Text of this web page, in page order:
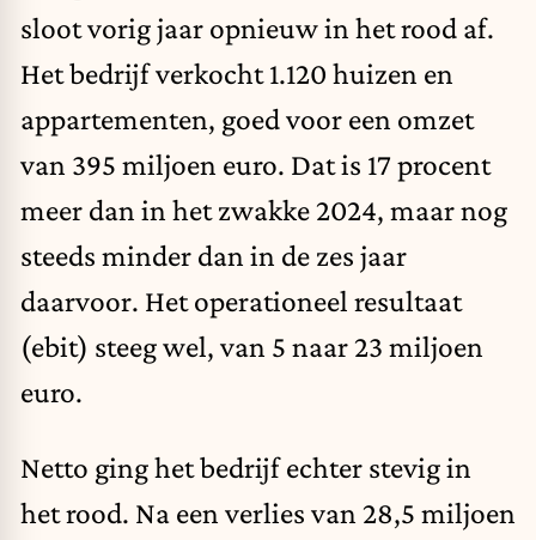
sloot vorig jaar opnieuw in het rood af.
Het bedrijf verkocht 1.120 huizen en
appartementen, goed voor een omzet
van 395 miljoen euro. Dat is 17 procent
meer dan in het zwakke 2024, maar nog
steeds minder dan in de zes jaar
daarvoor. Het operationeel resultaat
(ebit) steeg wel, van 5 naar 23 miljoen
euro.
Netto ging het bedrijf echter stevig in
het rood. Na een verlies van 28,5 miljoen